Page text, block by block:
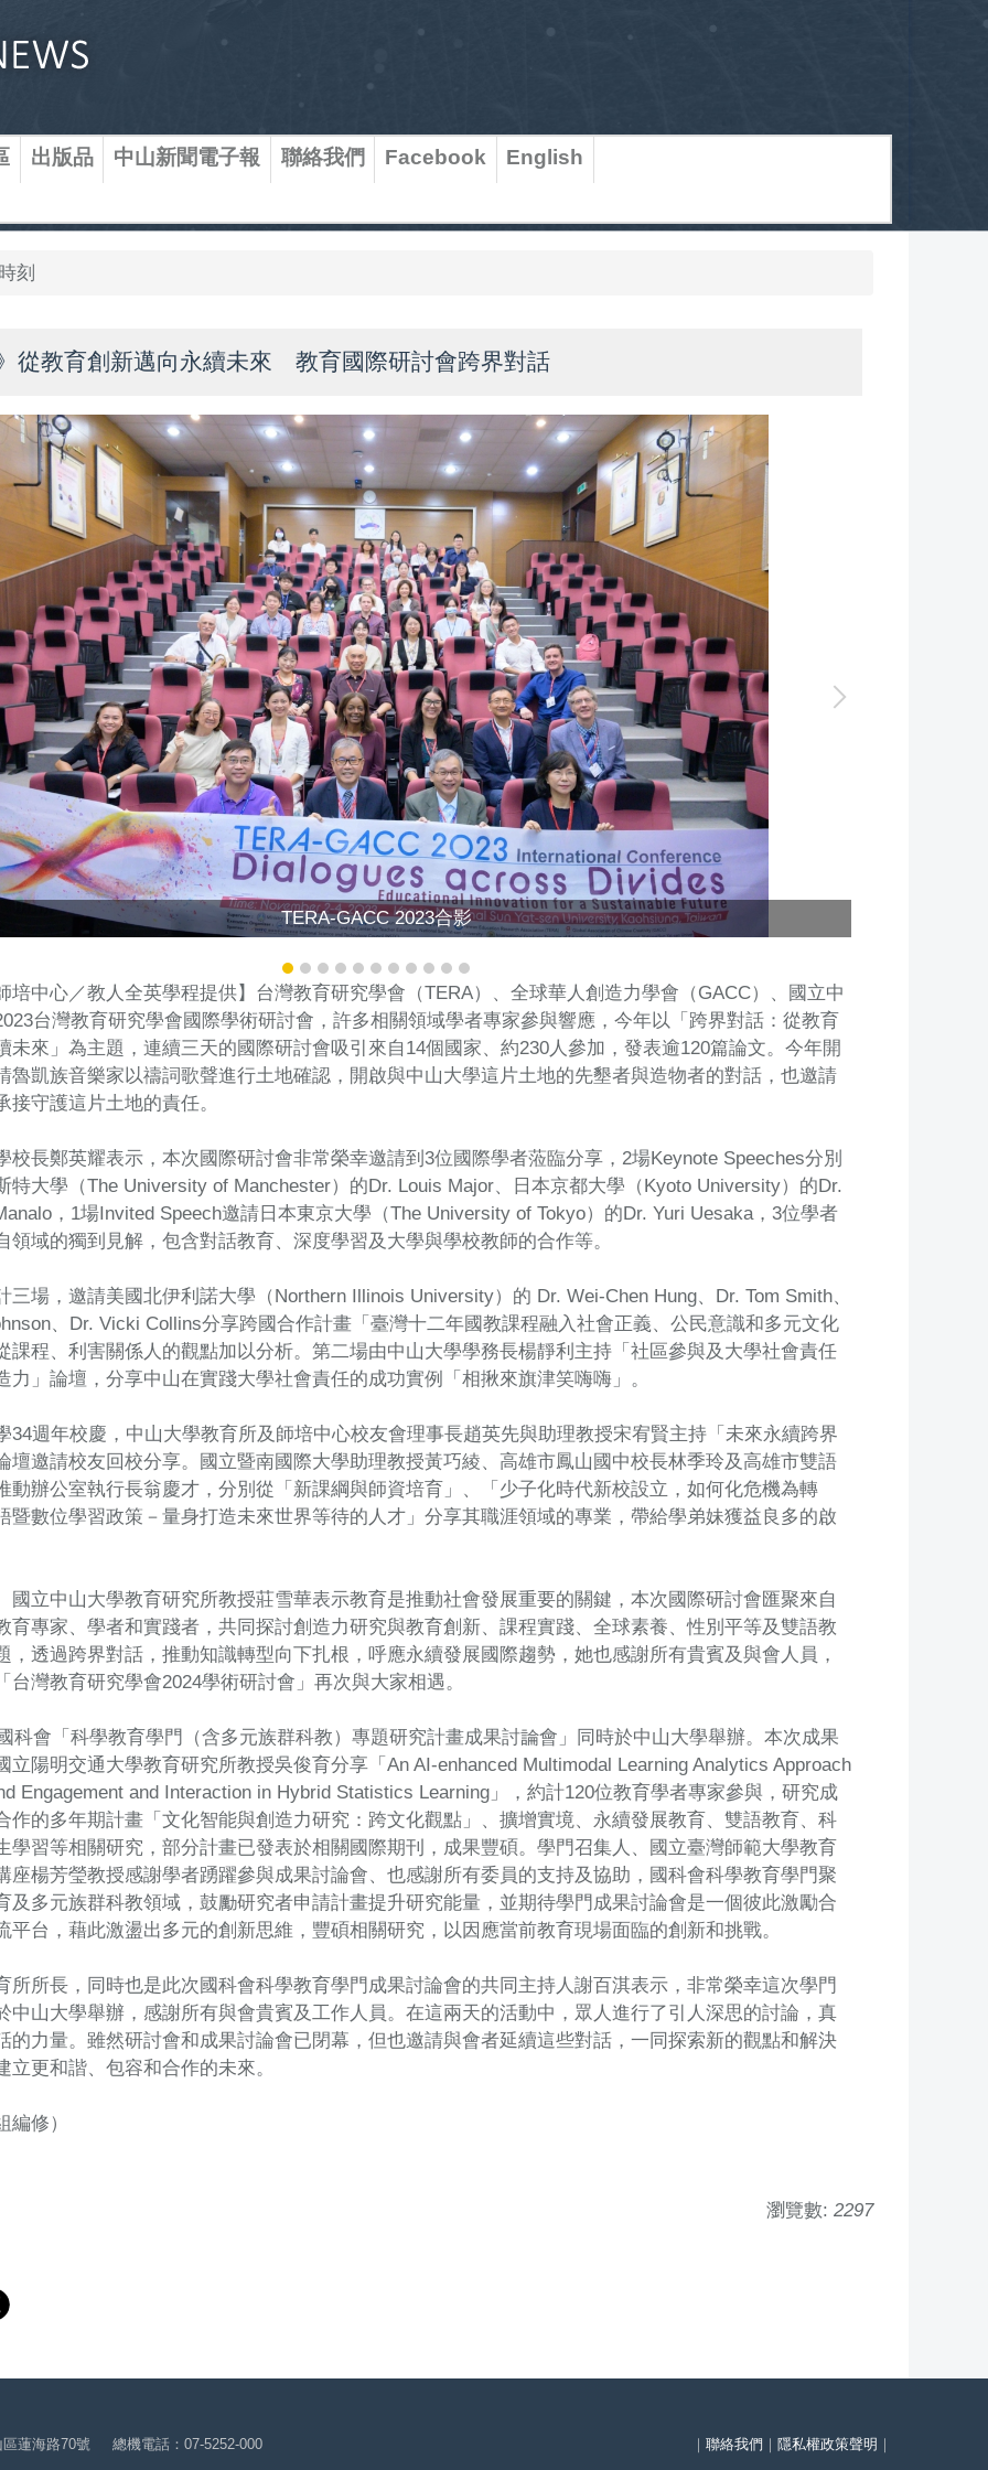
出版品 中山新聞電子報 聯絡我們 Facebook English
刻
從教育創新邁向永續未來 教育國際研討會跨界對話
TERA-GACC 2023合影
培中心／教人全英學程提供】台灣教育研究學會（TERA）、全球華人創造力學會（GACC）、國立中
台灣教育研究學會國際學術研討會，許多相關領域學者專家參與響應，今年以「跨界對話：從教育
未來」為主題，連續三天的國際研討會吸引來自14個國家、約230人參加，發表逾120篇論文。今年開
魯凱族音樂家以禱詞歌聲進行土地確認，開啟與中山大學這片土地的先墾者與造物者的對話，也邀請
接守護這片土地的責任。
校長鄭英耀表示，本次國際研討會非常榮幸邀請到3位國際學者蒞臨分享，2場Keynote Speeches分別
特大學（The University of Manchester）的Dr. Louis Major、日本京都大學（Kyoto University）的Dr.
，1場Invited Speech邀請日本東京大學（The University of Tokyo）的Dr. Yuri Uesaka，3位學者
領域的獨到見解，包含對話教育、深度學習及大學與學校教師的合作等。
三場，邀請美國北伊利諾大學（Northern Illinois University）的 Dr. Wei-Chen Hung、Dr. Tom Smith、
、Dr. Vicki Collins分享跨國合作計畫「臺灣十二年國教課程融入社會正義、公民意識和多元文化
課程、利害關係人的觀點加以分析。第二場由中山大學學務長楊靜利主持「社區參與及大學社會責任
力」論壇，分享中山在實踐大學社會責任的成功實例「相揪來旗津笑嗨嗨」。
34週年校慶，中山大學教育所及師培中心校友會理事長趙英先與助理教授宋宥賢主持「未來永續跨界
壇邀請校友回校分享。國立暨南國際大學助理教授黃巧綾、高雄市鳳山國中校長林季玲及高雄市雙語
動辦公室執行長翁慶才，分別從「新課綱與師資培育」、「少子化時代新校設立，如何化危機為轉
暨數位學習政策－量身打造未來世界等待的人才」分享其職涯領域的專業，帶給學弟妹獲益良多的啟
國立中山大學教育研究所教授莊雪華表示教育是推動社會發展重要的關鍵，本次國際研討會匯聚來自
育專家、學者和實踐者，共同探討創造力研究與教育創新、課程實踐、全球素養、性別平等及雙語教
，透過跨界對話，推動知識轉型向下扎根，呼應永續發展國際趨勢，她也感謝所有貴賓及與會人員，
台灣教育研究學會2024學術研討會」再次與大家相遇。
科會「科學教育學門（含多元族群科教）專題研究計畫成果討論會」同時於中山大學舉辦。本次成果
立陽明交通大學教育研究所教授吳俊育分享「An AI-enhanced Multimodal Learning Analytics Approach
Engagement and Interaction in Hybrid Statistics Learning」，約計120位教育學者專家參與，研究成
作的多年期計畫「文化智能與創造力研究：跨文化觀點」、擴增實境、永續發展教育、雙語教育、科
學習等相關研究，部分計畫已發表於相關國際期刊，成果豐碩。學門召集人、國立臺灣師範大學教育
座楊芳瑩教授感謝學者踴躍參與成果討論會、也感謝所有委員的支持及協助，國科會科學教育學門聚
及多元族群科教領域，鼓勵研究者申請計畫提升研究能量，並期待學門成果討論會是一個彼此激勵合
平台，藉此激盪出多元的創新思維，豐碩相關研究，以因應當前教育現場面臨的創新和挑戰。
所所長，同時也是此次國科會科學教育學門成果討論會的共同主持人謝百淇表示，非常榮幸這次學門
中山大學舉辦，感謝所有與會貴賓及工作人員。在這兩天的活動中，眾人進行了引人深思的討論，真
的力量。雖然研討會和成果討論會已閉幕，但也邀請與會者延續這些對話，一同探索新的觀點和解決
立更和諧、包容和合作的未來。
編修）
瀏覽數: 2297
蓮海路70號 總機電話：07-5252-000 ｜ 聯絡我們 ｜ 隱私權政策聲明 ｜